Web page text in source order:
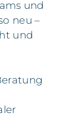
und
neu –
und